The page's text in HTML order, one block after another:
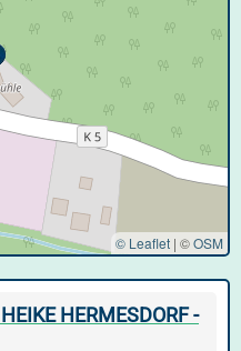
© Leaflet | ©OSM
HERMESDORF -